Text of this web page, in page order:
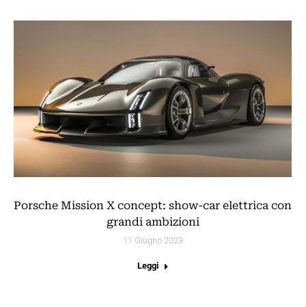
Porsche Mission X concept: show-car elettrica con
grandi ambizioni
11 Giugno 2023
Leggi